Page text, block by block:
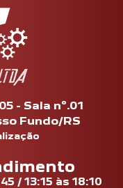
- Sala nº.01
Fundo/RS
/ 13:15 às 18:10